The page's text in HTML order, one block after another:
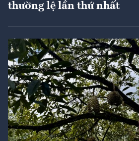
thường lệ lần thứ nhất